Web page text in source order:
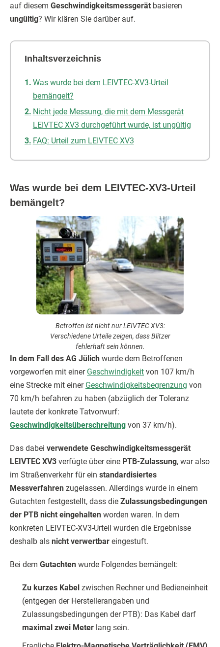
auf diesem Geschwindigkeitsmessgerät basieren
ungültig? Wir klären Sie darüber auf.
Inhaltsverzeichnis
Was wurde bei dem LEIVTEC-XV3-Urteil
bemängelt?
Nicht jede Messung, die mit dem Messgerät
LEIVTEC XV3 durchgeführt wurde, ist ungültig
FAQ: Urteil zum LEIVTEC XV3
Was wurde bei dem LEIVTEC-XV3-Urteil
bemängelt?
Betroffen ist nicht nur LEIVTEC XV3:
Verschiedene Urteile zeigen, dass Blitzer
fehlerhaft sein können.
In dem Fall des AG Jülich wurde dem Betroffenen
vorgeworfen mit einer Geschwindigkeit von 107 km/h
eine Strecke mit einer Geschwindigkeitsbegrenzung von
70 km/h befahren zu haben (abzüglich der Toleranz
lautete der konkrete Tatvorwurf:
Geschwindigkeitsüberschreitung von 37 km/h).
Das dabei verwendete Geschwindigkeitsmessgerät
LEIVTEC XV3 verfügte über eine PTB-Zulassung, war also
im Straßenverkehr für ein standardisiertes
Messverfahren zugelassen. Allerdings wurde in einem
Gutachten festgestellt, dass die Zulassungsbedingungen
der PTB nicht eingehalten worden waren. In dem
konkreten LEIVTEC-XV3-Urteil wurden die Ergebnisse
deshalb als nicht verwertbar eingestuft.
Bei dem Gutachten wurde Folgendes bemängelt:
Zu kurzes Kabel zwischen Rechner und Bedieneinheit
(entgegen der Herstellerangaben und
Zulassungsbedingungen der PTB): Das Kabel darf
maximal zwei Meter lang sein.